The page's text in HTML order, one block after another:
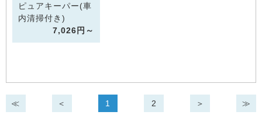
ピュアキーパー(車
内清掃付き)
7,026円～
≪ ＜ 1 2 ＞ ≫